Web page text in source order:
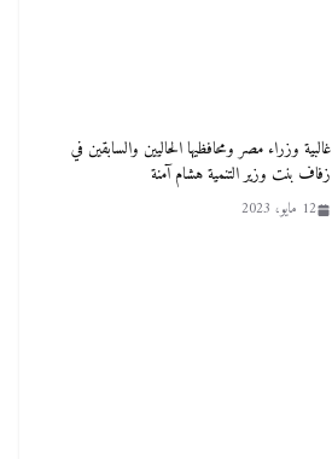
غالبية وزراء مصر ومحافظيها الحاليين والسابقين في
زفاف بنت وزير التنمية هشام آمنة
12 مايو، 2023